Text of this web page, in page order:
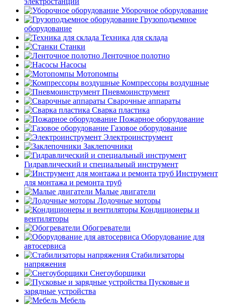
Уборочное оборудование
Грузоподъемное
оборудование
Техника для склада
Станки
Ленточное полотно
Насосы
Мотопомпы
Компрессоры воздушные
Пневмоинструмент
Сварочные аппараты
Сварка пластика
Пожарное оборудование
Газовое оборудование
Электроинструмент
Заклепочники
Гидравлический и специальный инструмент
Инструмент
для монтажа и ремонта труб
Малые двигатели
Лодочные моторы
Кондиционеры и
вентиляторы
Обогреватели
Оборудование для
автосервиса
Стабилизаторы
напряжения
Снегоуборщики
Пусковые и
зарядные устройства
Мебель